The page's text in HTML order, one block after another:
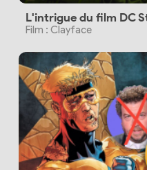
L'intrigue du film DC
Film : Clayface